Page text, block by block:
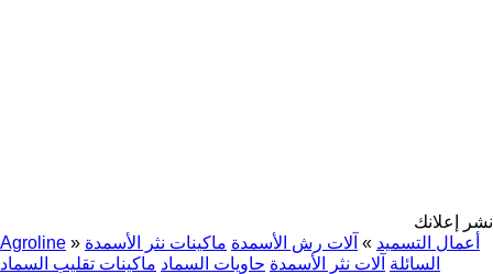
نشر إعلانك
Agroline » أعمال التسميد » آلات رش الأسمدة ماكينات نثر الأسمدة
السائلة آلات نثر الأسمدة حاويات السماد ماكينات تقليب السماد